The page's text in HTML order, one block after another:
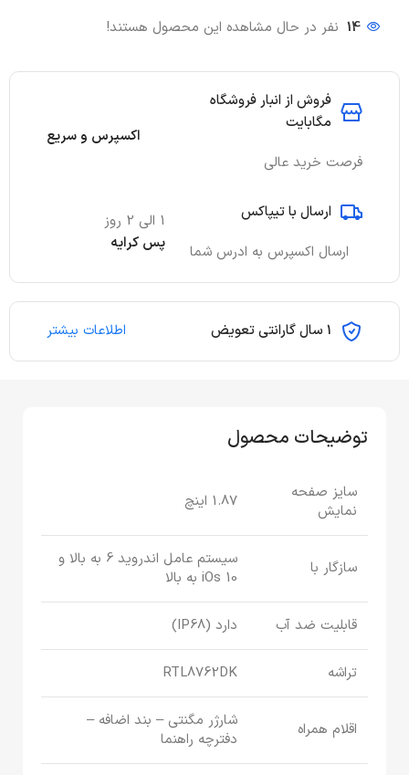
14 نفر در حال مشاهده این محصول هستند!
فروش از انبار فروشگاه
مگابایت
فرصت خرید عالی
اکسپرس و سریع
ارسال با تیپاکس
ارسال اکسپرس به ادرس شما
1 الی 2 روز
پس کرایه
1 سال گارانتی تعویض اطلاعات بیشتر
توضیحات محصول
سایز صفحه
نمایش
1.87 اینچ
سازگار با
سیستم عامل اندروید 6 به بالا و
iOs 10 به بالا
قابلیت ضد آب دارد (IP68)
تراشه RTL8762DK
اقلام همراه
شارژر مگنتی – بند اضافه –
دفترچه راهنما